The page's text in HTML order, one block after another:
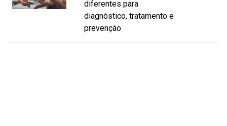
diferentes para
diagnóstico, tratamento e
prevenção